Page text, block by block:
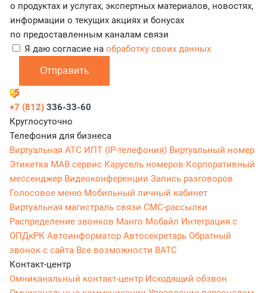
о продуктах и услугах, экспертных материалов, новостях,
информации о текущих акциях и бонусах
по предоставленным каналам связи
Я даю согласие на обработку своих данных
Отправить
+7 (812) 336-33-60
Круглосуточно
Телефония для бизнеса
Виртуальная АТС ИПТ (IP-телефония) Виртуальный номер
Этикетка МАВ сервис Карусель номеров Корпоративный
мессенджер Видеоконференции Запись разговоров
Голосовое меню Мобильный личный кабинет
Виртуальная магистраль связи СМС-рассылки
Распределение звонков Манго Мобайл Интеграция с
ОПДкРК Автоинформатор Автосекретарь Обратный
звонок с сайта Все возможности ВАТС
Контакт-центр
Омниканальный контакт-центр Исходящий обзвон